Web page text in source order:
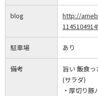
blog
http://
駐車場 あり
備考
旨い 飯食
(サラダ)
・厚切り